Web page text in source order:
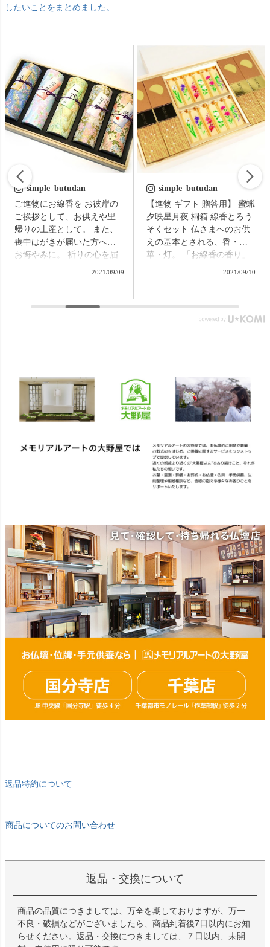
したいことをまとめました。
simple_butudan
ご進物にお線香を お彼岸の
ご挨拶として、お供えや里
帰りの土産として。 また、
喪中はがきが届いた方への
お悔やみに。 祈りの心を届
ける贈り物で、故人をしの
らべ 桜/一葉/紅梅/椿（甘・
#贈り物
2021/09/09
simple_butudan
【進物 ギフト 贈答用】 蜜蝋
夕映星月夜 桐箱 線香とろう
そくセット 仏さまへのお供
えの基本とされる、香・
華・灯。 「お線香の香り」
「絵ろうそくの花」「ろう
ギフトセットです。 ▼メモ
リアルアートの大野屋ウェ
2021/09/10
返品特約について
商品についてのお問い合わせ
返品・交換について
商品の品質につきましては、万全を期しておりますが、万一
不良・破損などがございましたら、商品到着後7日以内にお知
らせください。返品・交換につきましては、７日以内、未開